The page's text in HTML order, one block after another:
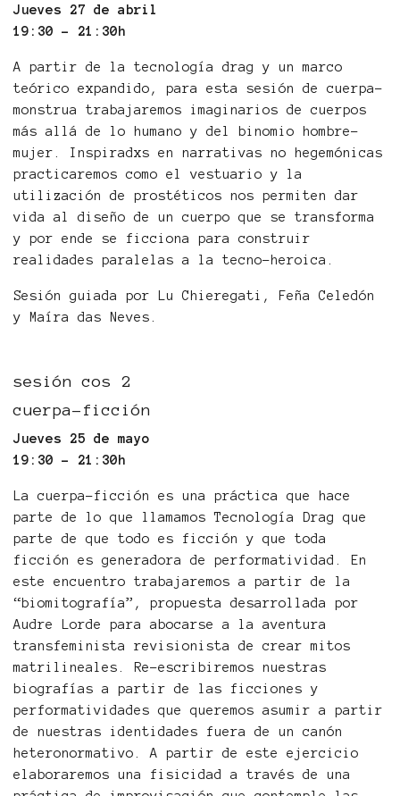
Jueves 27 de abril
19:30 - 21:30h
A partir de la tecnología drag y un marco
teórico expandido, para esta sesión de cuerpa-
monstrua trabajaremos imaginarios de cuerpos
más allá de lo humano y del binomio hombre-
mujer. Inspiradxs en narrativas no hegemónicas
practicaremos como el vestuario y la
utilización de prostéticos nos permiten dar
vida al diseño de un cuerpo que se transforma
y por ende se ficciona para construir
realidades paralelas a la tecno-heroica.
Sesión guiada por Lu Chieregati, Feña Celedón
y Maíra das Neves.
sesión cos 2
cuerpa-ficción
Jueves 25 de mayo
19:30 - 21:30h
La cuerpa-ficción es una práctica que hace
parte de lo que llamamos Tecnología Drag que
parte de que todo es ficción y que toda
ficción es generadora de performatividad. En
este encuentro trabajaremos a partir de la
“biomitografía”, propuesta desarrollada por
Audre Lorde para abocarse a la aventura
transfeminista revisionista de crear mitos
matrilineales. Re-escribiremos nuestras
biografías a partir de las ficciones y
performatividades que queremos asumir a partir
de nuestras identidades fuera de un canón
heteronormativo. A partir de este ejercicio
elaboraremos una fisicidad a través de una